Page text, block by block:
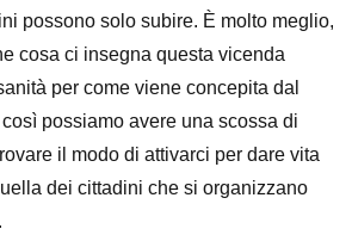
possono solo subire. È molto meglio,
cosa ci insegna questa vicenda
per come viene concepita dal
possiamo avere una scossa di
il modo di attivarci per dare vita
dei cittadini che si organizzano